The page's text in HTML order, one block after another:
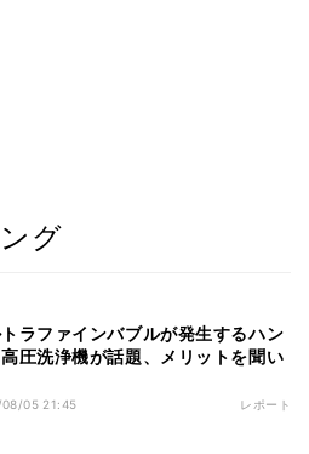
グ
ラファインバブルが発生するハン
圧洗浄機が話題、メリットを聞い
05 21:45 レポート